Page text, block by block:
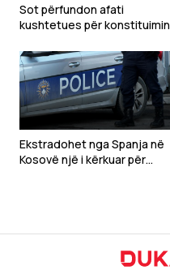
Sot përfundon afati
kushtetues për konstituimin
Ekstradohet nga Spanja në
Kosovë një i kërkuar për